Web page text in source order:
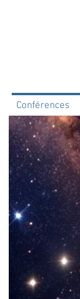
Conférences